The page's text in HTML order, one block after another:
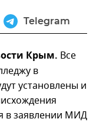
Telegram
Крым. Все
в
установлены и
в заявлении МИД